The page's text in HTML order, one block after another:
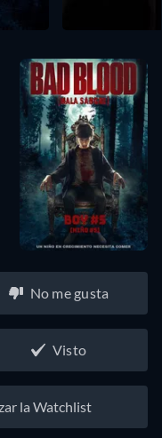
No me gusta
Visto
la Watchlist